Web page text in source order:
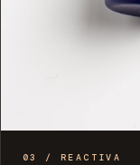
03 / REACTIVA